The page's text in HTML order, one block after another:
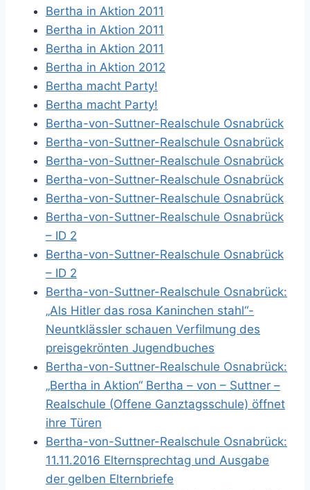
Bertha in Aktion 2011
Bertha in Aktion 2011
Bertha in Aktion 2011
Bertha in Aktion 2012
Bertha macht Party!
Bertha macht Party!
Bertha-von-Suttner-Realschule Osnabrück
Bertha-von-Suttner-Realschule Osnabrück
Bertha-von-Suttner-Realschule Osnabrück
Bertha-von-Suttner-Realschule Osnabrück
Bertha-von-Suttner-Realschule Osnabrück
Bertha-von-Suttner-Realschule Osnabrück
– ID 2
Bertha-von-Suttner-Realschule Osnabrück
– ID 2
Bertha-von-Suttner-Realschule Osnabrück:
„Als Hitler das rosa Kaninchen stahl“-
Neuntklässler schauen Verfilmung des
preisgekrönten Jugendbuches
Bertha-von-Suttner-Realschule Osnabrück:
„Bertha in Aktion“ Bertha – von – Suttner –
Realschule (Offene Ganztagsschule) öffnet
ihre Türen
Bertha-von-Suttner-Realschule Osnabrück:
11.11.2016 Elternsprechtag und Ausgabe
der gelben Elternbriefe